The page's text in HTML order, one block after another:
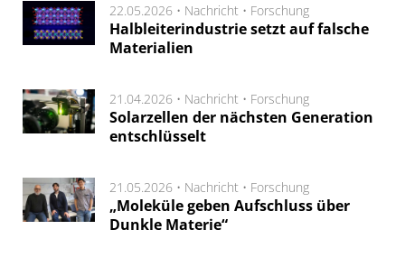
22.05.2026 • Nachricht • Forschung
Halbleiterindustrie setzt auf falsche
Materialien
21.04.2026 • Nachricht • Forschung
Solarzellen der nächsten Generation
entschlüsselt
21.05.2026 • Nachricht • Forschung
„Moleküle geben Aufschluss über
Dunkle Materie“